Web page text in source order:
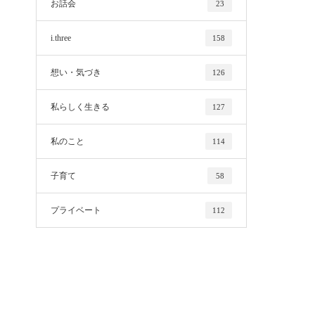
お話会 23
i.three 158
想い・気づき 126
私らしく生きる 127
私のこと 114
子育て 58
プライベート 112